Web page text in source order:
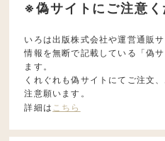
※偽サイトにご注意く
いろは出版株式会社や運営通販
情報を無断で記載している「偽
ます。
くれぐれも偽サイトにてご注文
注意願います。
詳細は こちら